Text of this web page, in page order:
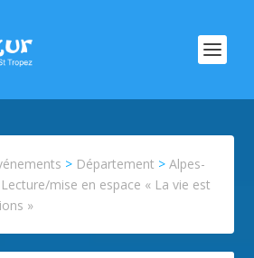
> Département >Alpes-
Lecture/mise en espace « La vie est
»